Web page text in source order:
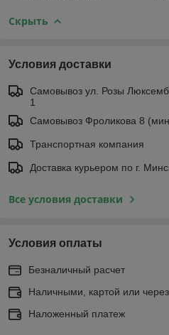
Скрыть
Условия доставки
Самовывоз ул. Розы
1
Самовывоз Фроликова 8
Транспортная компания
Доставка курьером по г.
Все условия доставки
Условия оплаты
Безналичный расчет
Наличными, картой или
Наложенный платеж